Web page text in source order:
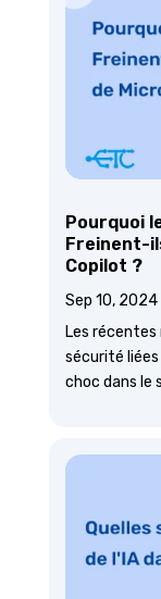
Pourquoi
Freinent-
Copilot ?
Sep 10, 2024|
Les
sécurité
choc dans le